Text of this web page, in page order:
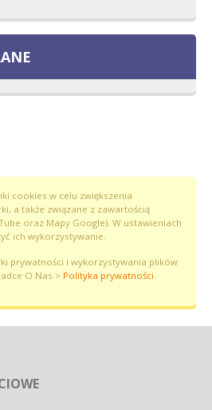
cookies w celu zwiększenia
a także związane z zawartością
oraz Mapy Google). W ustawieniach
ich wykorzystywanie.
prywatności i wykorzystywania plików
O Nas > Polityka prywatności